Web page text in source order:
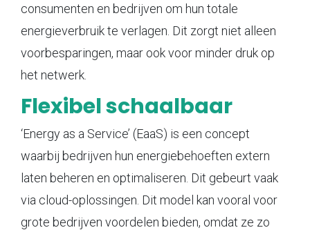
consumenten en bedrijven om hun totale
energieverbruik te verlagen. Dit zorgt niet alleen
voorbesparingen, maar ook voor minder druk op
het netwerk.
Flexibel schaalbaar
‘Energy as a Service’ (EaaS) is een concept
waarbij bedrijven hun energiebehoeften extern
laten beheren en optimaliseren. Dit gebeurt vaak
via cloud-oplossingen. Dit model kan vooral voor
grote bedrijven voordelen bieden, omdat ze zo